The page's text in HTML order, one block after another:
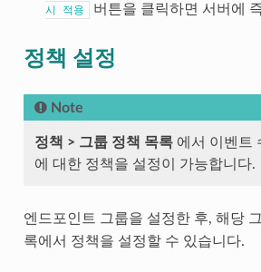
시
적용 버튼을 클릭하면 서버에
정책 설정
Note
정책 > 그룹 정책 목록에서 이벤트
에 대한 정책을 설정이 가능합니다.
엔드포인트 그룹을 설정한 후, 해당
록에서 정책을 설정할 수 있습니다.